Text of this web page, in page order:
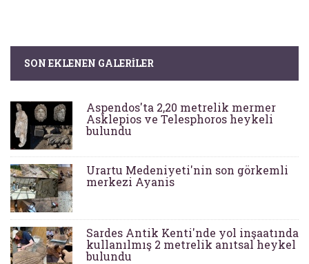
SON EKLENEN GALERILER
Aspendos'ta 2,20 metrelik mermer
Asklepios ve Telesphoros heykeli
bulundu
Urartu Medeniyeti'nin son görkemli
merkezi Ayanis
Sardes Antik Kenti'nde yol inşaatında
kullanılmış 2 metrelik anıtsal heykel
bulundu